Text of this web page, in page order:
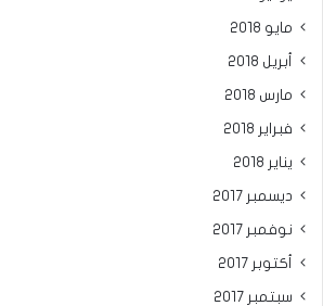
مايو 2018
أبريل 2018
مارس 2018
فبراير 2018
يناير 2018
ديسمبر 2017
نوفمبر 2017
أكتوبر 2017
سبتمبر 2017